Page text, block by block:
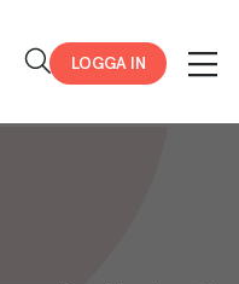
LOGGA IN